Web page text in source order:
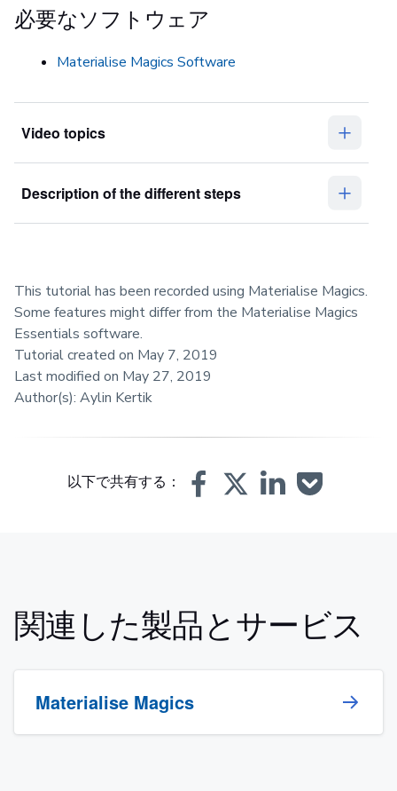
必要なソフトウェア
Materialise Magics Software
Video topics
Description of the different steps
This tutorial has been recorded using Materialise Magics.
Some features might differ from the Materialise Magics
Essentials software.
Tutorial created on May 7, 2019
Last modified on May 27, 2019
Author(s): Aylin Kertik
以下で共有する：
関連した製品とサービス
Materialise Magics